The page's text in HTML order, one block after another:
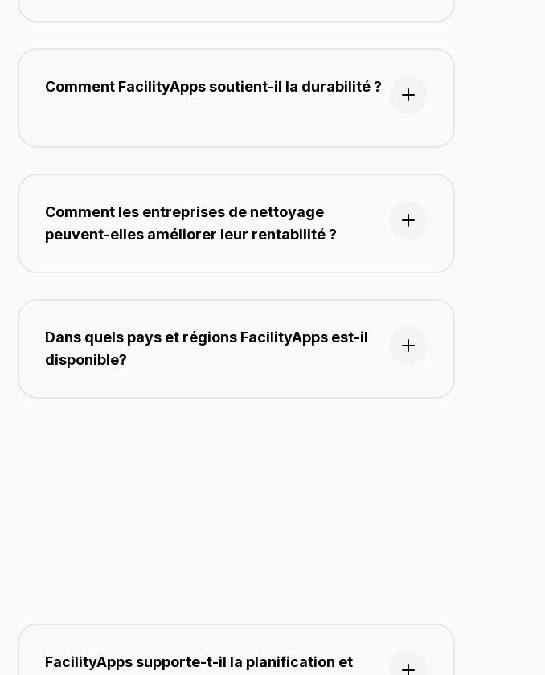
Comment FacilityApps soutient-il la durabilité ?
Comment les entreprises de nettoyage
peuvent-elles améliorer leur rentabilité ?
Dans quels pays et régions FacilityApps est-il
disponible?
FacilityApps supporte-t-il la planification et